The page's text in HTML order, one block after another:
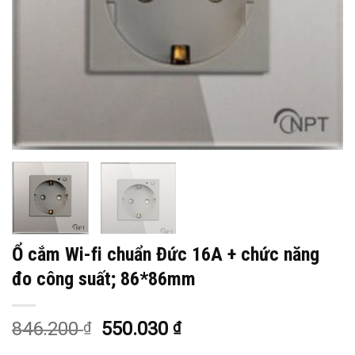
Ổ cắm Wi-fi chuẩn Đức 16A + chức năng
đo công suất; 86*86mm
846.200₫ 550.030₫